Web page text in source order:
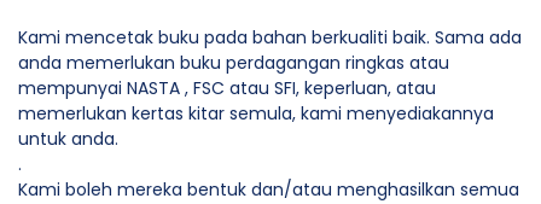
Kami mencetak buku pada bahan berkualiti baik. Sama ada
anda memerlukan buku perdagangan ringkas atau
mempunyai NASTA , FSC atau SFI, keperluan, atau
memerlukan kertas kitar semula, kami menyediakannya
untuk anda.
.
Kami boleh mereka bentuk dan/atau menghasilkan semua